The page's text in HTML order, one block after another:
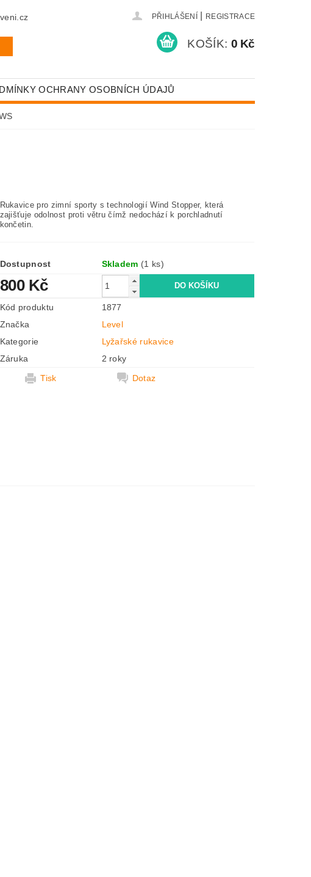
PŘIHLÁŠENÍ REGISTRACE
KOŠÍK: 0 Kč
OCHRANY OSOBNÍCH ÚDAJŮ
Rukavice pro zimní sporty s technologií Wind Stopper, která
zajišťuje odolnost proti větru čímž nedochází k porchladnutí
končetin.
Dostupnost Skladem (1 ks)
800 Kč
Kód produktu
1877
Značka
Level
Kategorie
Lyžařské rukavice
Záruka
2 roky
Tisk
Dotaz